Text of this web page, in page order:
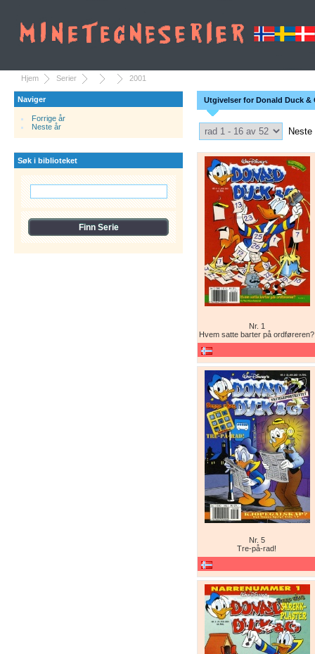
Hjem Serier 2001
Naviger
Forrige år
Neste år
Søk i biblioteket
Utgivelser for Donald Duck &
Select Pagination
Neste
Nr. 1
Hvem satte barter på ordføreren?
Nr. 5
Tre-på-rad!